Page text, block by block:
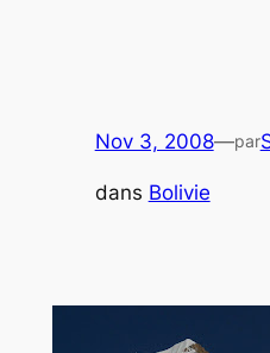
Nov 3, 2008—par
dans Bolivie